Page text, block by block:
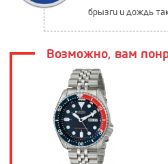
брызги и дождь
Возможно, вам